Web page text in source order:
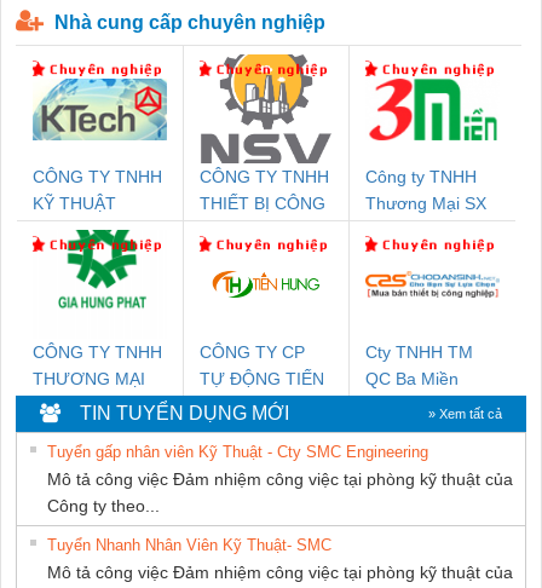
Nhà cung cấp chuyên nghiệp
CÔNG TY TNHH
KỸ THUẬT
KTECH VIỆT
NAM
CÔNG TY TNHH
THIẾT BỊ CÔNG
SETSUBI VIỆT
NAM
Công ty TNHH
Thương Mại SX
CÔNG TY TNHH
THƯƠNG MẠI
DỊCH VỤ KỸ
THUẬT ĐIỆN CƠ
GIA HƯNG PHÁT
CÔNG TY CP
TỰ ĐỘNG TIẾN
HƯNG
Cty TNHH TM
QC Ba Miền
TIN TUYỂN DỤNG MỚI » Xem tất cả
Tuyển gấp nhân viên Kỹ Thuật - Cty SMC Engineering
Mô tả công việc Đảm nhiệm công việc tại phòng kỹ thuật của
Công ty theo...
Tuyển Nhanh Nhân Viên Kỹ Thuật- SMC
Mô tả công việc Đảm nhiệm công việc tại phòng kỹ thuật của